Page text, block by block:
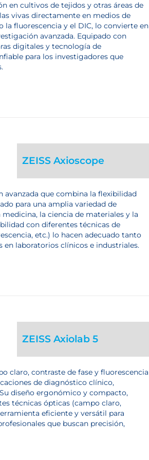
en cultivos de tejidos y otras áreas de
vivas directamente en medios de
fluorescencia y el DIC, lo convierte en
avanzada. Equipado con
digitales y tecnología de
para los investigadores que
ZEISS Axioscope
que combina la flexibilidad
para una amplia variedad de
la ciencia de materiales y la
con diferentes técnicas de
etc.) lo hacen adecuado tanto
en laboratorios clínicos e industriales.
ZEISS Axiolab 5
claro, contraste de fase y fluorescencia
de diagnóstico clínico,
diseño ergonómico y compacto,
técnicas ópticas (campo claro,
eficiente y versátil para
que buscan precisión,